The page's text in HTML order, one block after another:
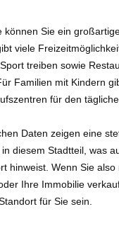
können Sie ein
viele
treiben sowie
Familien mit Kindern
für den
Daten zeigen eine
diesem Stadtteil, was
hinweist. Wenn Sie
Ihre Immobilie
für Sie sein.